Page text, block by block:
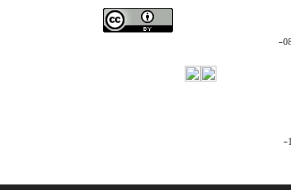
1404-08-
1403-
Attribution 4.0 International